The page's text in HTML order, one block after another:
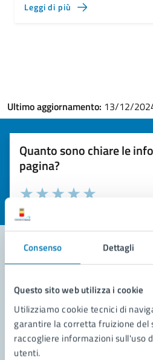
Consenso Dettagli
Questo sito web utilizza i cookie
Utilizziamo cookie tecnici di
garantire la corretta fruizione del
raccogliere informazioni sull'uso
utenti.
Leggi di più
Ultimo aggiornamento: 13/12/
Quanto sono chiare le
pagina?
Valuta la chiarezza delle informazioni
Seleziona il numero di stelle
Valuta 1 stelle su 5
Richiedi assistenza